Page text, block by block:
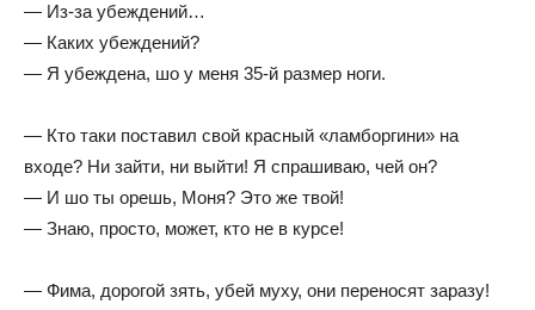
— Из-за убеждений…
— Каких убеждений?
— Я убеждена, шо у меня 35-й размер ноги.
— Кто таки поставил свой красный «ламборгини» на
входе? Ни зайти, ни выйти! Я спрашиваю, чей он?
— И шо ты орешь, Моня? Это же твой!
— Знаю, просто, может, кто не в курсе!
— Фима, дорогой зять, убей муху, они переносят заразу!